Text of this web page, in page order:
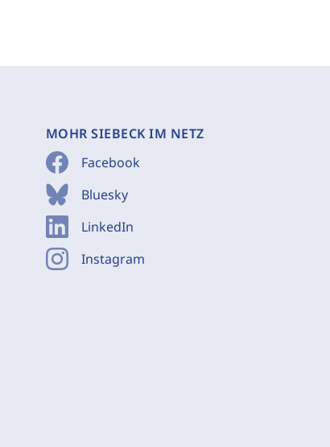
MOHR SIEBECK IM NETZ
Facebook
Bluesky
LinkedIn
Instagram